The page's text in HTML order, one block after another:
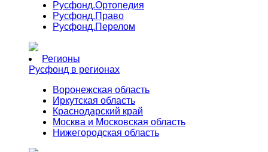
Русфонд.Ортопедия
Русфонд.Право
Русфонд.Перелом
Регионы
Русфонд в регионах
Воронежская область
Иркутская область
Краснодарский край
Москва и Московская область
Нижегородская область